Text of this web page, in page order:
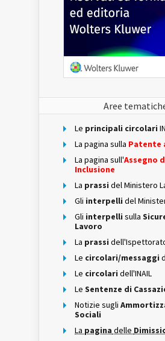
Aree
Le principali circolari
La pagina sulla Patente
La pagina sull'Assegno
Inclusione
La prassi del Ministero
Gli interpelli del
Gli interpelli sulla
Lavoro
La prassi
Le circolari/messaggi
Le circolari dell'INAIL
Le Sentenze di
Notizie sugli
Sociali
La pagina delle